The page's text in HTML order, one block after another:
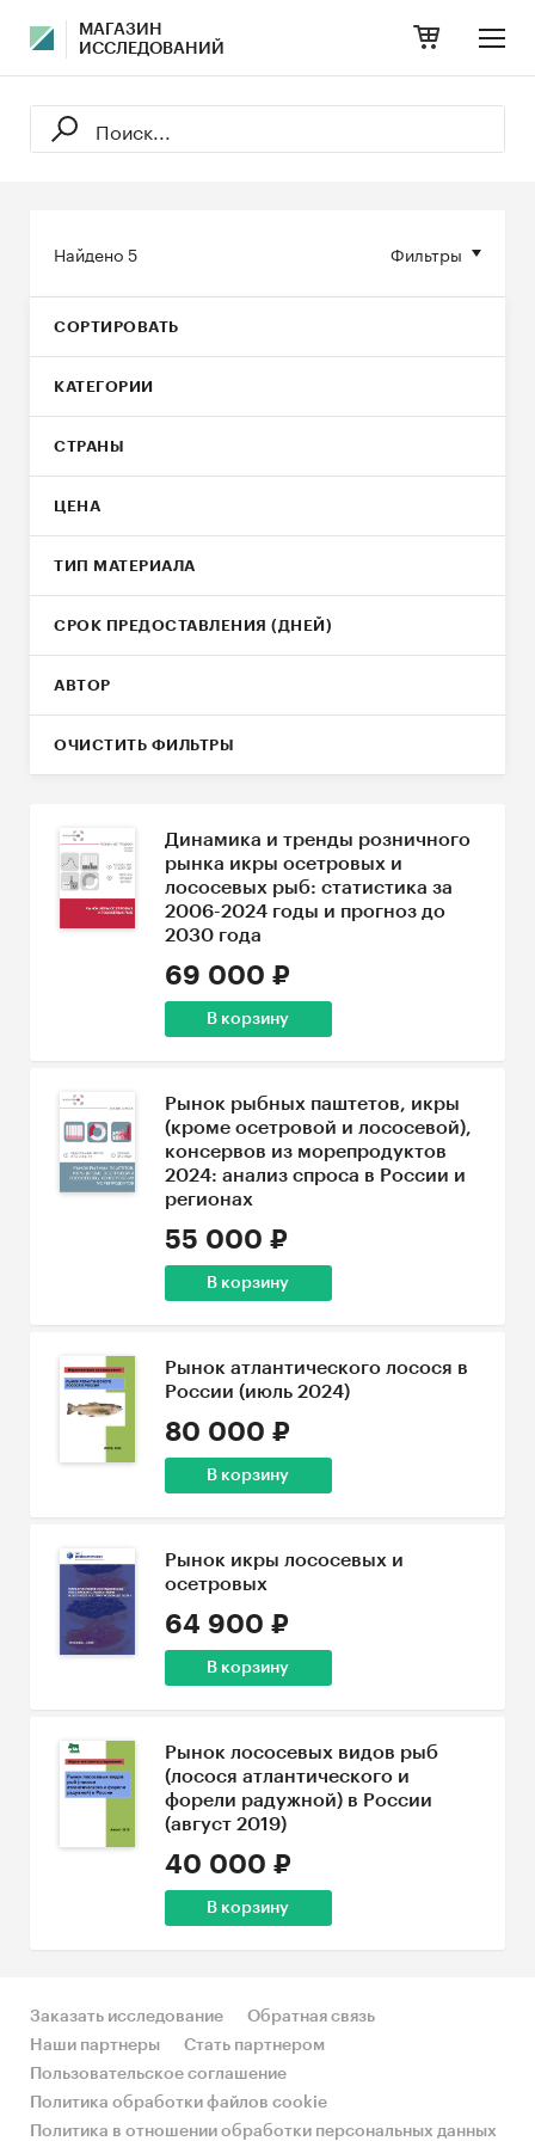
МАГАЗИН
ИССЛЕДОВАНИЙ
Фильтры
Найдено5
СОРТИРОВАТЬ
КАТЕГОРИИ
СТРАНЫ
ЦЕНА
ТИП МАТЕРИАЛА
СРОК ПРЕДОСТАВЛЕНИЯ (ДНЕЙ)
АВТОР
ОЧИСТИТЬ ФИЛЬТРЫ
Динамика и тренды розничного
рынка икры осетровых и
лососевых рыб: статистика за
2006-2024 годы и прогноз до
2030 года
69 000 ₽
В корзину
Рынок рыбных паштетов, икры
(кроме осетровой и лососевой),
консервов из морепродуктов
2024: анализ спроса в России и
регионах
55 000 ₽
В корзину
Рынок атлантического лосося в
России (июль 2024)
80 000 ₽
В корзину
Рынок икры лососевых и
осетровых
64 900 ₽
В корзину
Рынок лососевых видов рыб
(лосося атлантического и
форели радужной) в России
(август 2019)
40 000 ₽
В корзину
Заказать исследование
Обратная связь
Наши партнеры
Стать партнером
Пользовательское соглашение
Политика обработки файлов cookie
Политика в отношении обработки персональных данных